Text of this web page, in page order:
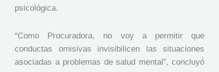
psicológica.
“Como Procuradora, no voy a permitir que
conductas omisivas invisibilicen las situaciones
asociadas a problemas de salud mental”, concluyó